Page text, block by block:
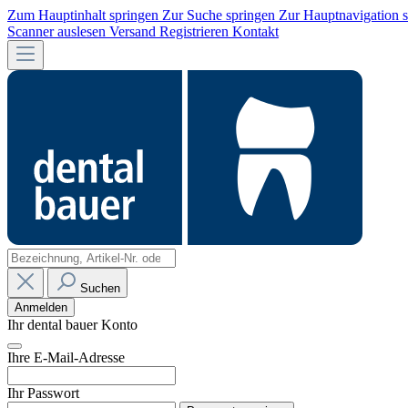
Zum Hauptinhalt springen Zur Suche springen Zur Hauptnavigation
Scanner auslesen Versand Registrieren Kontakt
Suchen
Anmelden
Ihr dental bauer Konto
Ihre E-Mail-Adresse
Ihr Passwort